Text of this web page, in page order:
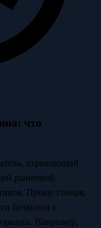
что
отражающий
рыночной
Проще говоря,
биткоина к
Например,